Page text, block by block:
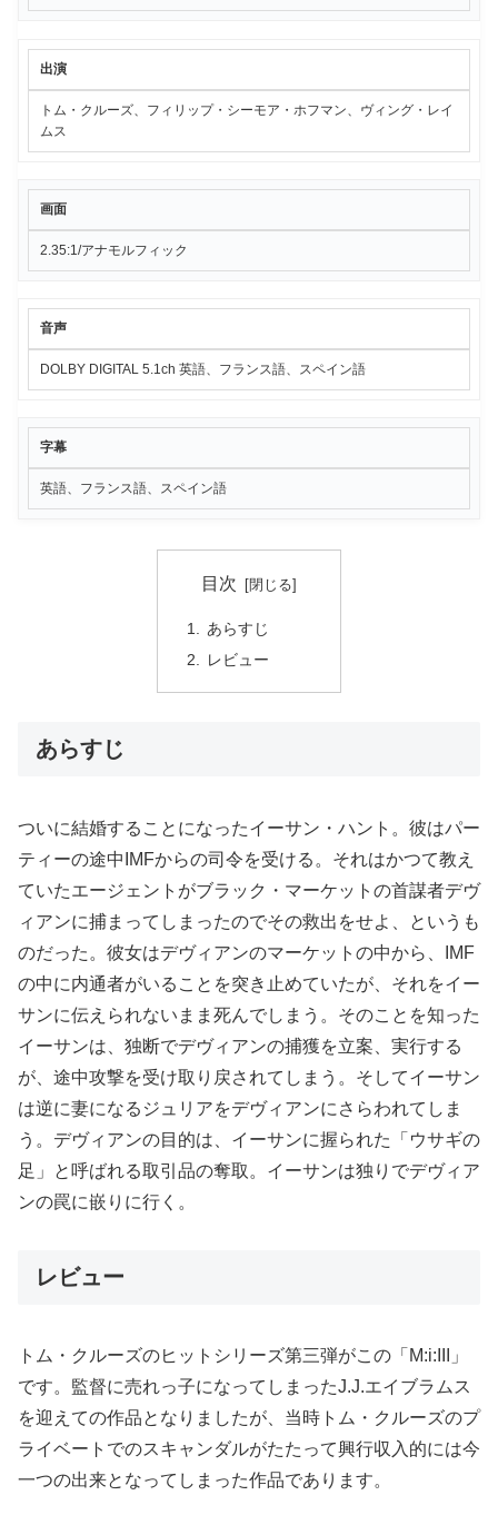
出演
トム・クルーズ、フィリップ・シーモア・ホフマン、ヴィング・レイ
ムス
画面
2.35:1/アナモルフィック
音声
DOLBY DIGITAL 5.1ch 英語、フランス語、スペイン語
字幕
英語、フランス語、スペイン語
目次
あらすじ
レビュー
あらすじ
ついに結婚することになったイーサン・ハント。彼はパー
ティーの途中IMFからの司令を受ける。それはかつて教え
ていたエージェントがブラック・マーケットの首謀者デヴ
ィアンに捕まってしまったのでその救出をせよ、というも
のだった。彼女はデヴィアンのマーケットの中から、IMF
の中に内通者がいることを突き止めていたが、それをイー
サンに伝えられないまま死んでしまう。そのことを知った
イーサンは、独断でデヴィアンの捕獲を立案、実行する
が、途中攻撃を受け取り戻されてしまう。そしてイーサン
は逆に妻になるジュリアをデヴィアンにさらわれてしま
う。デヴィアンの目的は、イーサンに握られた「ウサギの
足」と呼ばれる取引品の奪取。イーサンは独りでデヴィア
ンの罠に嵌りに行く。
レビュー
トム・クルーズのヒットシリーズ第三弾がこの「M:i:III」
です。監督に売れっ子になってしまったJ.J.エイブラムス
を迎えての作品となりましたが、当時トム・クルーズのプ
ライベートでのスキャンダルがたたって興行収入的には今
一つの出来となってしまった作品であります。